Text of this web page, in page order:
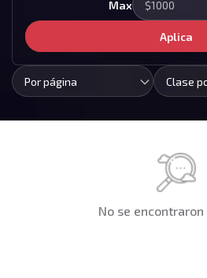
Max
Aplica
Por página Clase
No se